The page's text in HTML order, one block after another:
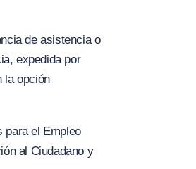
de asistencia o
expedida por
la opción
para el Empleo
al Ciudadano y